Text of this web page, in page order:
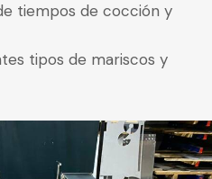
tiempos de cocción y
tipos de mariscos y